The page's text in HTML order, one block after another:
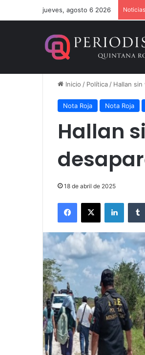
jueves, agosto 6 2026
Inicio / Política / Hallan
Nota Roja Nota Roja
Hallan
18 de abril de 2025
Facebook
X